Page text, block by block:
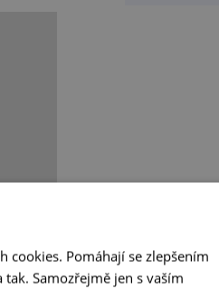
cookies. Pomáhají se zlepšením
Samozřejmě jen s vaším